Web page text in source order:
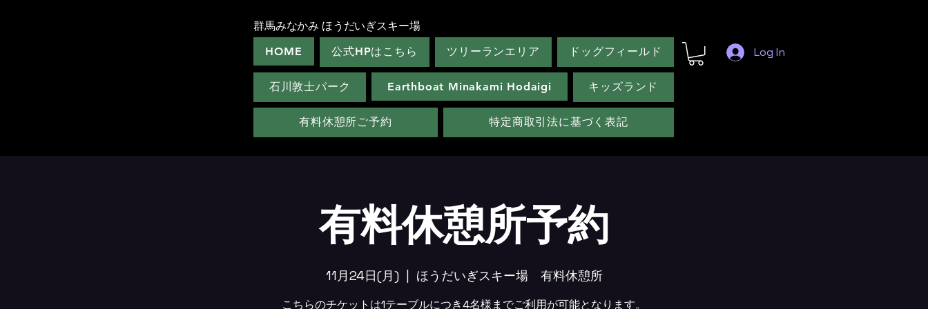
群馬みなかみ ほうだいぎスキー場
HOME 公式HPはこちら ツリーランエリア ドッグフィールド
石川敦士パーク Earthboat Minakami Hodaigi キッズランド
有料休憩所ご予約 特定商取引法に基づく表記
Log In
有料休憩所予約
11月24日(月)
  |
ほうだいぎスキー場 有料休憩所
こちらのチケットは1テーブルにつき4名様までご利用が可能となります。